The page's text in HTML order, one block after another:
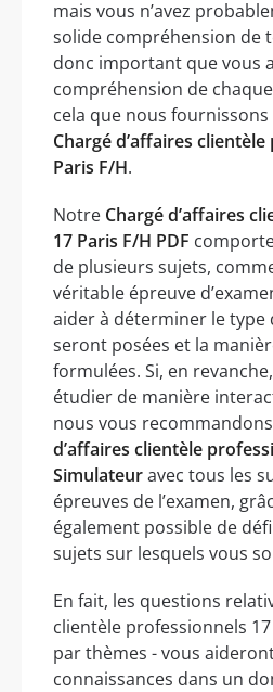
mais vous n’avez
solide compréhension de
donc important que vous
compréhension de
cela que nous fournissons
Chargé d’affaires
Paris F/H.
Notre Chargé d’affaires
17 Paris F/H PDF
de plusieurs sujets, comme
véritable épreuve
aider à déterminer le type
seront posées et la
formulées. Si, en
étudier de manière
nous vous
d’affaires clientèle
Simulateuravec tous les
épreuves de l’examen,
également possible de
sujets sur lesquels vous
En fait, les questions
clientèle professionnels
par thèmes - vous
connaissances dans un